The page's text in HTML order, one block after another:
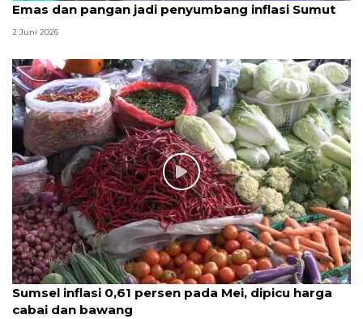
Emas dan pangan jadi penyumbang inflasi Sumut
2 Juni 2026
Sumsel inflasi 0,61 persen pada Mei, dipicu harga
cabai dan bawang